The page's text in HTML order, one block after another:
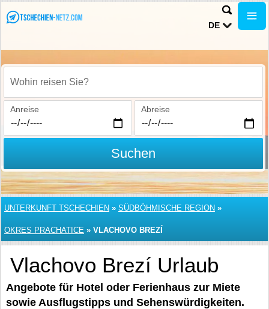
DE
Wohin reisen Sie?
Anreise Abreise
Suchen
UNTERKUNFT TSCHECHIEN » SÜDBÖHMISCHE REGION »
OKRES PRACHATICE » VLACHOVO BREZÍ
Vlachovo Brezí Urlaub
Angebote für Hotel oder Ferienhaus zur Miete
sowie Ausflugstipps und Sehenswürdigkeiten.